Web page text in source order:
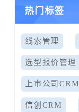
热门标签
线索管理
选型报价管理
上市公司CRM
信创CRM